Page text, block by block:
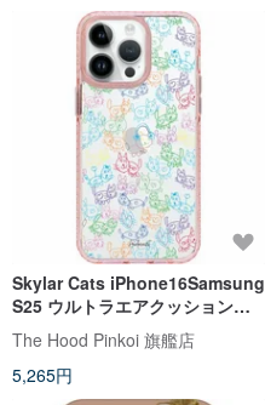
Skylar Cats iPhone16Samsung
S25 ウルトラエアクッション標
準落下防止ミラーフォン
The Hood Pinkoi 旗艦店
5,265円